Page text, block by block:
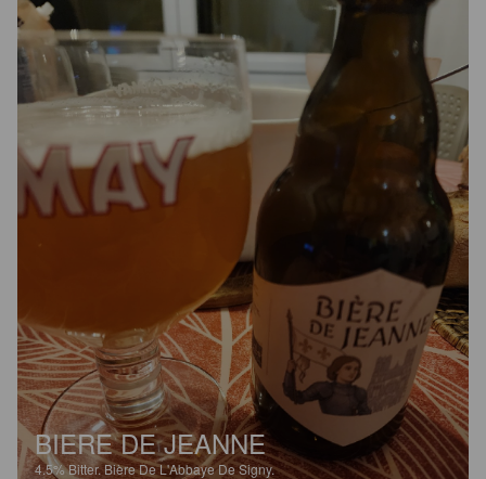
BIERE DE JEANNE
4.5%Bitter.Bière De L'Abbaye De Signy.